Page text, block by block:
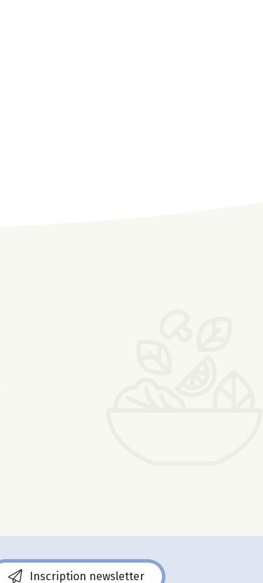
Inscription newsletter